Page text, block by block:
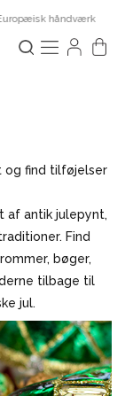
og find tilføjelser
af antik julepynt,
Find
bøger,
tilbage til
jul.